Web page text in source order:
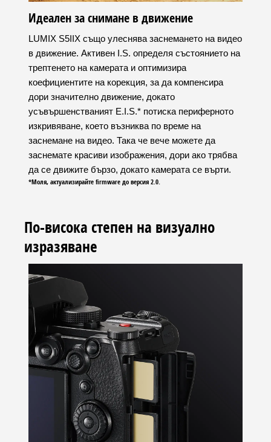
Идеален за снимане в движение
LUMIX S5IIX също улеснява заснемането на видео
в движение. Активен I.S. определя състоянието на
трептенето на камерата и оптимизира
коефициентите на корекция, за да компенсира
дори значително движение, докато
усъвършенстваният E.I.S.* потиска периферното
изкривяване, което възниква по време на
заснемане на видео. Така че вече можете да
заснемате красиви изображения, дори ако трябва
да се движите бързо, докато камерата се върти.
*Моля, актуализирайте firmware до версия 2.0.
По-висока степен на визуално
изразяване